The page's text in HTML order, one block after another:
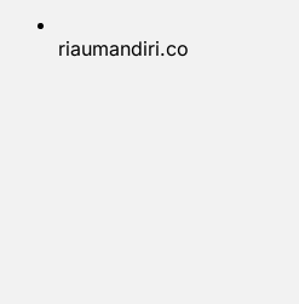
riaumandiri.co